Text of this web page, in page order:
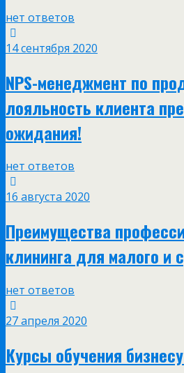
нет ответов
14 сентября 2020
NPS-менеджмент по
лояльность клиента
ожидания!
нет ответов
16 августа 2020
Преимущества
клининга для малого и
нет ответов
27 апреля 2020
Курсы обучения